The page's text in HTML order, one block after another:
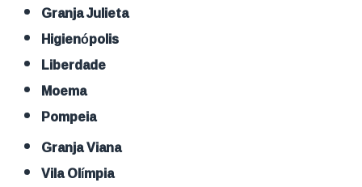
Granja Julieta
Higienópolis
Liberdade
Moema
Pompeia
Granja Viana
Vila Olímpia